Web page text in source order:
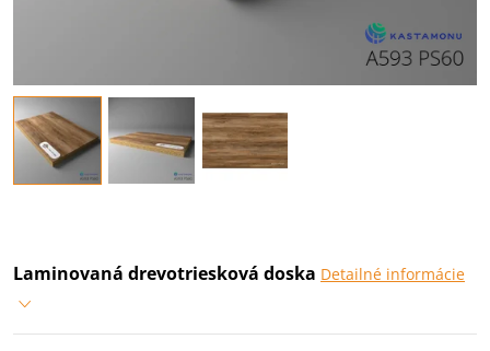
Laminovaná drevotriesková doska Detailné informácie